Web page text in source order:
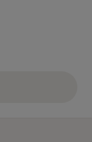
byl odstraněn
názory